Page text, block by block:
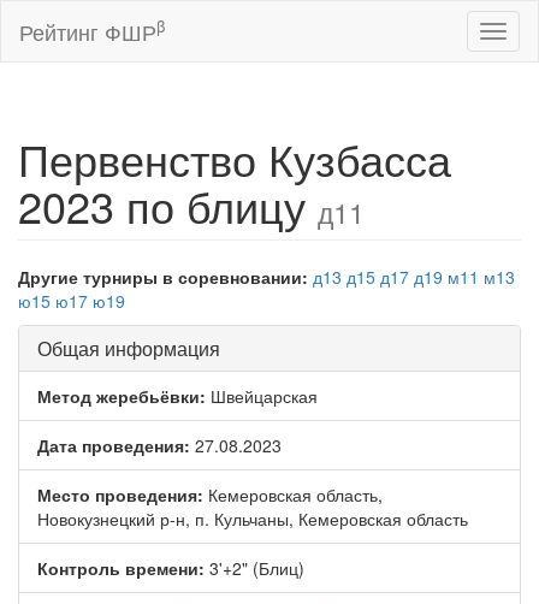
Рейтинг ФШРβ
Первенство Кузбасса
2023 по блицу д11
Другие турниры в соревновании: д13 д15 д17 д19 м11 м13
ю15 ю17 ю19
Общая информация
Метод жеребьёвки: Швейцарская
Дата проведения: 27.08.2023
Место проведения: Кемеровская область,
Новокузнецкий р-н, п. Кульчаны, Кемеровская область
Контроль времени: 3'+2" (Блиц)